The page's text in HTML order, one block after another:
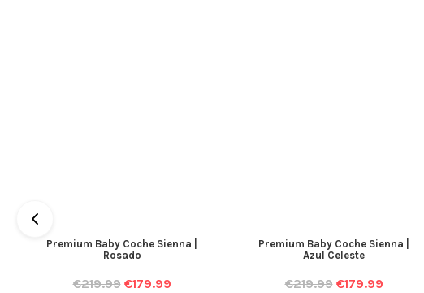
Premium Baby Coche Sienna |
Rosado
€219.99 €179.99
Premium Baby Coche Sienna |
Azul Celeste
€219.99 €179.99